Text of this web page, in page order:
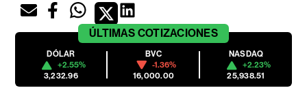
ÚLTIMAS COTIZACIONES
DÓLAR
+2.55%
3,232.96
BVC
-1.36%
16,000.00
NASDAQ
+2.23%
25,938.51